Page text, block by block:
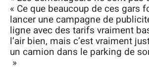
« Ce que beaucoup de ces gars
lancer une campagne de
ligne avec des tarifs vraiment
l’air bien, mais c’est vraiment
un camion dans le parking de
»